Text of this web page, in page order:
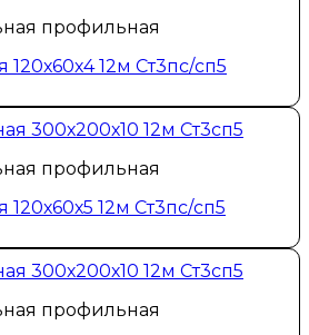
профильная
12м Ст3пс/сп5
профильная
12м Ст3пс/сп5
профильная